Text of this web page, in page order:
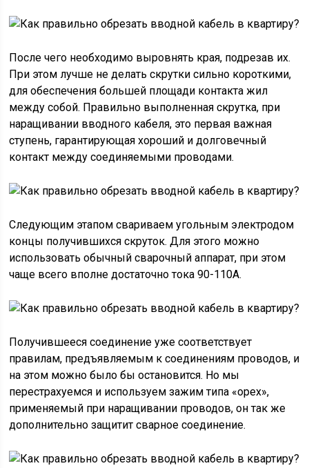
После чего необходимо выровнять края, подрезав их.
При этом лучше не делать скрутки сильно короткими,
для обеспечения большей площади контакта жил
между собой. Правильно выполненная скрутка, при
наращивании вводного кабеля, это первая важная
ступень, гарантирующая хороший и долговечный
контакт между соединяемыми проводами.
Следующим этапом свариваем угольным электродом
концы получившихся скруток. Для этого можно
использовать обычный сварочный аппарат, при этом
чаще всего вполне достаточно тока 90-110А.
Получившееся соединение уже соответствует
правилам, предъявляемым к соединениям проводов, и
на этом можно было бы остановится. Но мы
перестрахуемся и используем зажим типа «орех»,
применяемый при наращивании проводов, он так же
дополнительно защитит сварное соединение.